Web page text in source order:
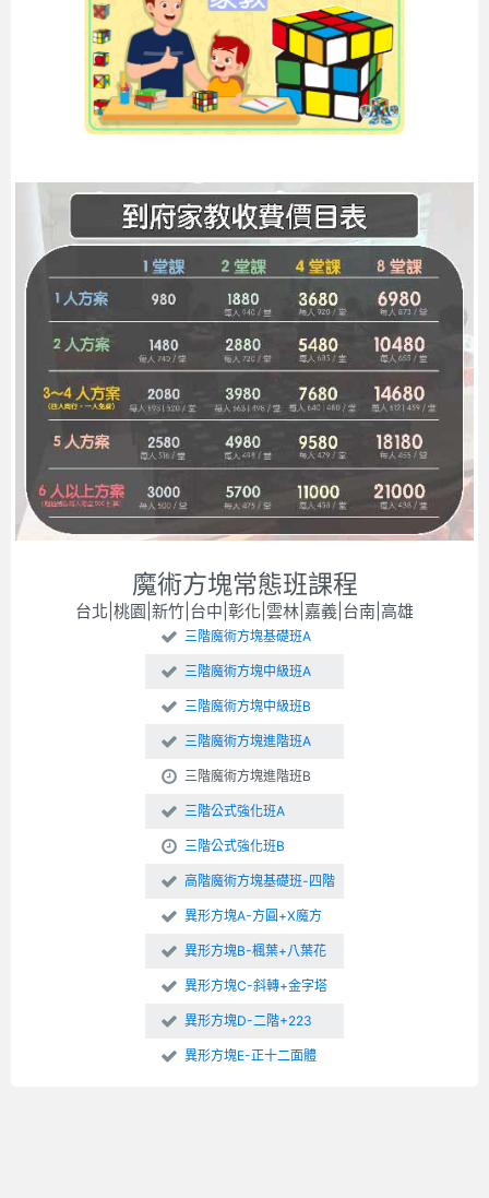
魔術方塊常態班課程
台北|桃園|新竹|台中|彰化|雲林|嘉義|台南|高雄
三階魔術方塊基礎班A
三階魔術方塊中級班A
三階魔術方塊中級班B
三階魔術方塊進階班A
三階魔術方塊進階班B
三階公式強化班A
三階公式強化班B
高階魔術方塊基礎班-四階
異形方塊A-方圓+X魔方
異形方塊B-楓葉+八葉花
異形方塊C-斜轉+金字塔
異形方塊D-二階+223
異形方塊E-正十二面體